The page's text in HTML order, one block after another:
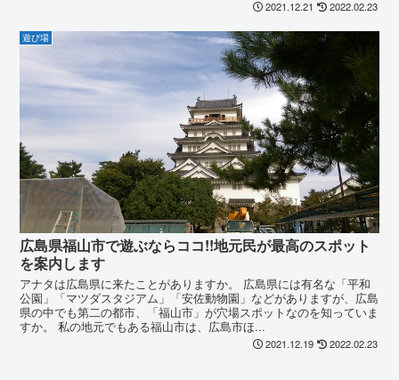
2021.12.21 2022.02.23
遊び場
広島県福山市で遊ぶならココ!!地元民が最高のスポット
を案内します
アナタは広島県に来たことがありますか。 広島県には有名な「平和
公園」「マツダスタジアム」「安佐動物園」などがありますが、広島
県の中でも第二の都市、「福山市」が穴場スポットなのを知っていま
すか。 私の地元でもある福山市は、広島市ほ...
2021.12.19 2022.02.23